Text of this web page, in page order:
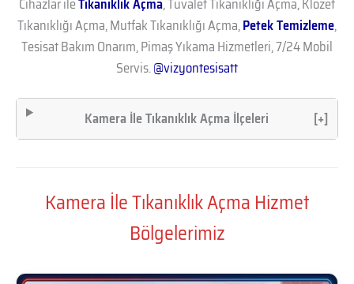
Tıkanıklığı Açma, Mutfak Tıkanıklığı Açma,Petek Temizleme,
Tesisat Bakım Onarım, Pimaş Yıkama Hizmetleri, 7/24 Mobil
Servis.@vizyontesisatt
Kamera İle Tıkanıklık Açma İlçeleri [+]
Kamera İle Tıkanıklık Açma Hizmet
Bölgelerimiz